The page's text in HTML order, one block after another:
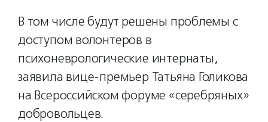
В том числе будут решены проблемы с
доступом волонтеров в
психоневрологические интернаты,
заявила вице-премьер Татьяна Голикова
на Всероссийском форуме «серебряных»
добровольцев.